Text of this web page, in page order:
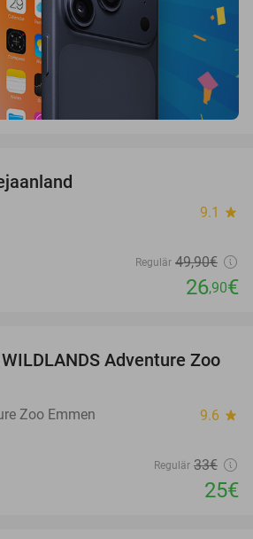
9.1 star
Regulär 49,90€
26,90€
24%
Adventure Zoo
Zoo Emmen 9.6 star
Regulär 33€
25€